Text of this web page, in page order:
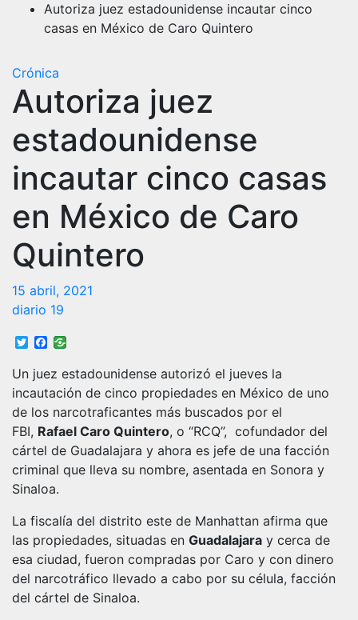
Autoriza juez estadounidense incautar cinco
casas en México de Caro Quintero
Crónica
Autoriza juez
estadounidense
incautar cinco casas
en México de Caro
Quintero
15 abril, 2021
diario 19
TwitterFacebook
Un juez estadounidense autorizó el jueves la
incautación de cinco propiedades en México de uno
de los narcotraficantes más buscados por el
FBI, Rafael Caro Quintero, o “RCQ”, cofundador del
cártel de Guadalajara y ahora es jefe de una facción
criminal que lleva su nombre, asentada en Sonora y
Sinaloa.
La fiscalía del distrito este de Manhattan afirma que
las propiedades, situadas en Guadalajara y cerca de
esa ciudad, fueron compradas por Caro y con dinero
del narcotráfico llevado a cabo por su célula, facción
del cártel de Sinaloa.